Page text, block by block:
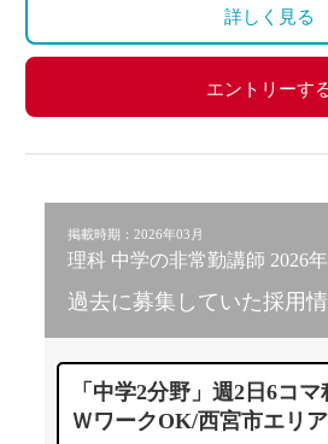
詳しく見る
エントリーす
掲載時期：2026年03月
理科 中学の非常勤講師 2026
過去に募集していた採用
「中学2分野」週2日6コ
ＷワークOK/西宮市エリア